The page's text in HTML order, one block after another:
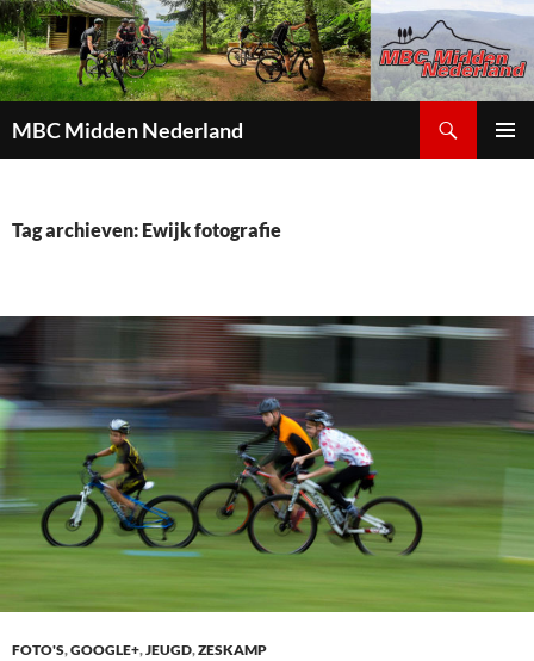
MBC Midden Nederland
INHOUD
Tag archieven: Ewijk fotografie
FOTO'S,GOOGLE+,JEUGD,ZESKAMP